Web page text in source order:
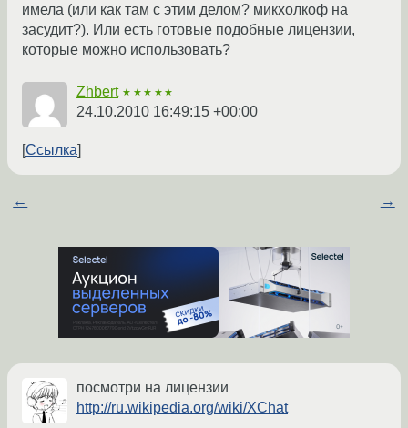
имела (или как там с этим делом? микхолкоф на
засудит?). Или есть готовые подобные лицензии,
которые можно использовать?
Zhbert ★★★★★
24.10.2010 16:49:15 +00:00
Ссылка
← →
посмотри на лицензии
http://ru.wikipedia.org/wiki/XChat